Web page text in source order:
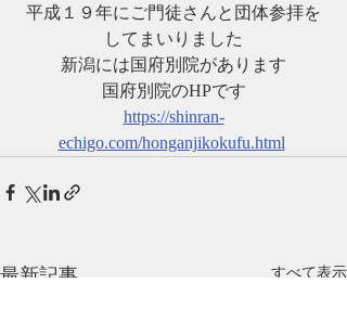
平成１９年にご門徒さんと団体参拝を
してまいりました
新潟には国府別院があります
国府別院のHPです
https://shinran-
echigo.com/honganjikokufu.html
最新記事 すべて表示